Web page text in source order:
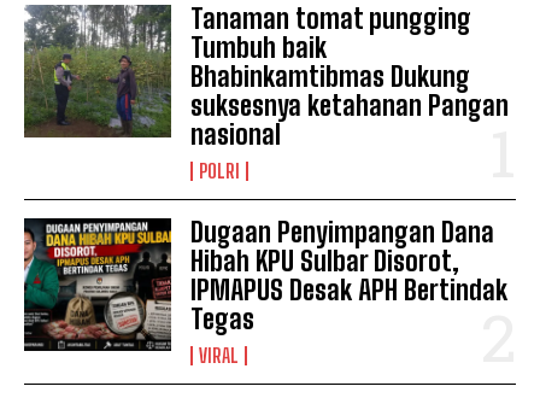
Tanaman tomat pungging
Tumbuh baik
Bhabinkamtibmas Dukung
suksesnya ketahanan Pangan
nasional
POLRI
Dugaan Penyimpangan Dana
Hibah KPU Sulbar Disorot,
IPMAPUS Desak APH Bertindak
Tegas
VIRAL